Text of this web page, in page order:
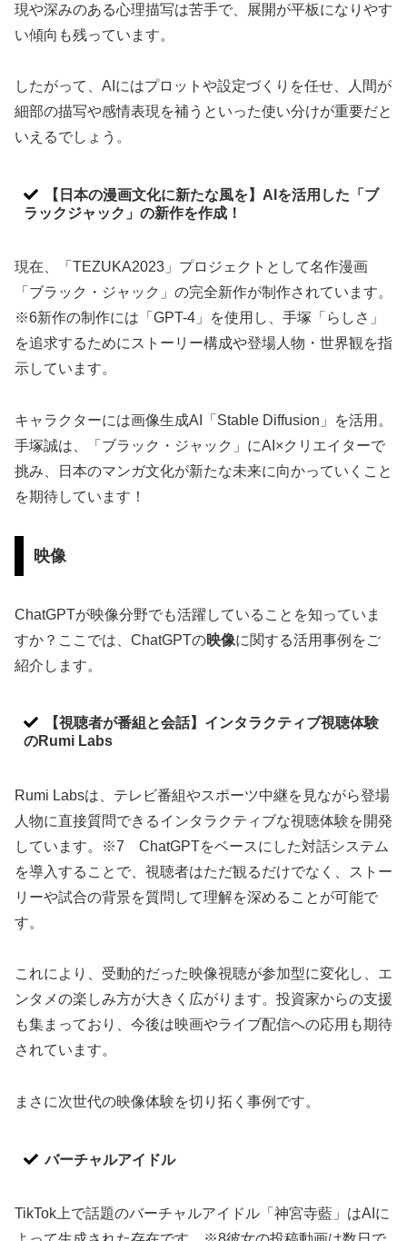
現や深みのある心理描写は苦手で、展開が平板になりやす
い傾向も残っています。
したがって、AIにはプロットや設定づくりを任せ、人間が
細部の描写や感情表現を補うといった使い分けが重要だと
いえるでしょう。
【日本の漫画文化に新たな風を】AIを活用した「ブ
ラックジャック」の新作を作成！
現在、「TEZUKA2023」プロジェクトとして名作漫画
「ブラック・ジャック」の完全新作が制作されています。
※6新作の制作には「GPT-4」を使用し、手塚「らしさ」
を追求するためにストーリー構成や登場人物・世界観を指
示しています。
キャラクターには画像生成AI「Stable Diffusion」を活用。
手塚誠は、「ブラック・ジャック」にAI×クリエイターで
挑み、日本のマンガ文化が新たな未来に向かっていくこと
を期待しています！
映像
ChatGPTが映像分野でも活躍していることを知っていま
すか？ここでは、ChatGPTの映像に関する活用事例をご
紹介します。
【視聴者が番組と会話】インタラクティブ視聴体験
のRumi Labs
Rumi Labsは、テレビ番組やスポーツ中継を見ながら登場
人物に直接質問できるインタラクティブな視聴体験を開発
しています。※7 ChatGPTをベースにした対話システム
を導入することで、視聴者はただ観るだけでなく、ストー
リーや試合の背景を質問して理解を深めることが可能で
す。
これにより、受動的だった映像視聴が参加型に変化し、エ
ンタメの楽しみ方が大きく広がります。投資家からの支援
も集まっており、今後は映画やライブ配信への応用も期待
されています。
まさに次世代の映像体験を切り拓く事例です。
バーチャルアイドル
TikTok上で話題のバーチャルアイドル「神宮寺藍」はAIに